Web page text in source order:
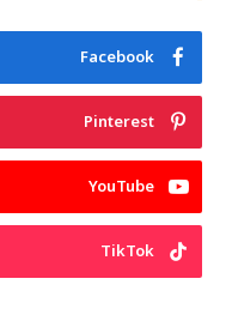
Facebook
Pinterest
YouTube
TikTok